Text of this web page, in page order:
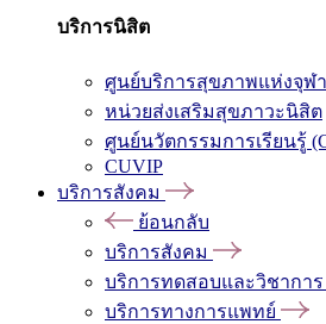
บริการนิสิต
ศูนย์บริการสุขภาพแห่งจุฬ
หน่วยส่งเสริมสุขภาวะนิสิต
ศูนย์นวัตกรรมการเรียนรู้
CUVIP
บริการสังคม
ย้อนกลับ
บริการสังคม
บริการทดสอบและวิชาการ
บริการทางการแพทย์